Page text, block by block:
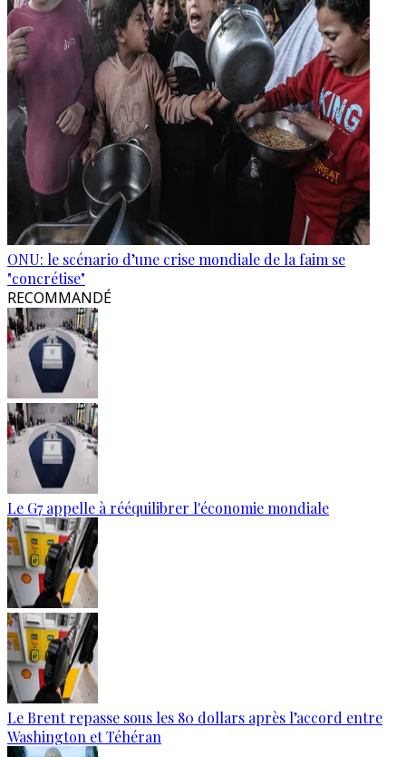
ONU: le scénario d’une crise mondiale de la faim se
"concrétise"
RECOMMANDÉ
Le G7 appelle à rééquilibrer l'économie mondiale
Le Brent repasse sous les 80 dollars après l’accord entre
Washington et Téhéran